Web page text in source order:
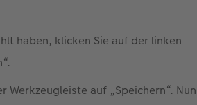
haben, klicken Sie auf der linken
auf „Speichern“. Nun